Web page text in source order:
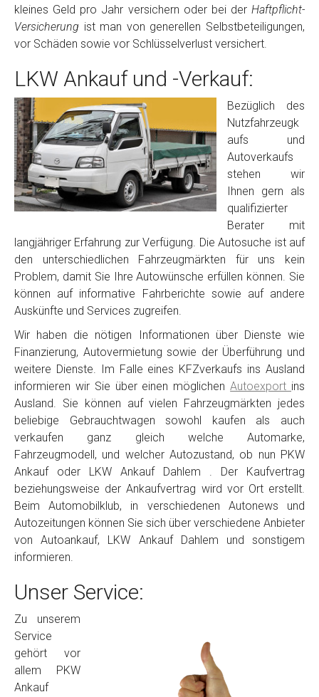
kleines Geld pro Jahr versichern oder bei der Haftpflicht-
Versicherung ist man von generellen Selbstbeteiligungen,
vor Schäden sowie vor Schlüsselverlust versichert.
LKW Ankauf und -Verkauf:
Bezüglich des
Nutzfahrzeugk
aufs und
Autoverkaufs
stehen wir
Ihnen gern als
qualifizierter
Berater mit
langjähriger Erfahrung zur Verfügung. Die Autosuche ist auf
den unterschiedlichen Fahrzeugmärkten für uns kein
Problem, damit Sie Ihre Autowünsche erfüllen können. Sie
können auf informative Fahrberichte sowie auf andere
Auskünfte und Services zugreifen.
Wir haben die nötigen Informationen über Dienste wie
Finanzierung, Autovermietung sowie der Überführung und
weitere Dienste. Im Falle eines KFZverkaufs ins Ausland
informieren wir Sie über einen möglichenAutoexport ins
Ausland. Sie können auf vielen Fahrzeugmärkten jedes
beliebige Gebrauchtwagen sowohl kaufen als auch
verkaufen ganz gleich welche Automarke,
Fahrzeugmodell, und welcher Autozustand, ob nun PKW
Ankauf oder LKW Ankauf Dahlem . Der Kaufvertrag
beziehungsweise der Ankaufvertrag wird vor Ort erstellt.
Beim Automobilklub, in verschiedenen Autonews und
Autozeitungen können Sie sich über verschiedene Anbieter
von Autoankauf, LKW Ankauf Dahlem und sonstigem
informieren.
Unser Service:
Zu unserem
Service
gehört vor
allem PKW
Ankauf